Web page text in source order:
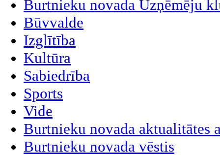
Burtnieku novada Uzņēmēju
Būvvalde
Izglītība
Kultūra
Sabiedrība
Sports
Vide
Burtnieku novada aktualitātes
Burtnieku novada vēstis